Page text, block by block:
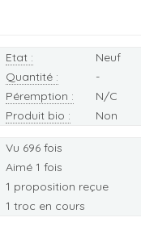
Etat :
Neuf
Quantité :
-
Péremption :
N/C
Produit bio :
Non
Vu 696 fois
Aimé 1 fois
1 proposition reçue
1 troc en cours